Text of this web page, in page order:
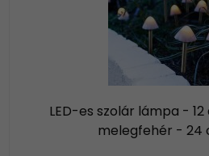
LED-es szolár lámpa -
melegfehér - 24